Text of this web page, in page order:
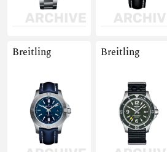
Breitling Breitling